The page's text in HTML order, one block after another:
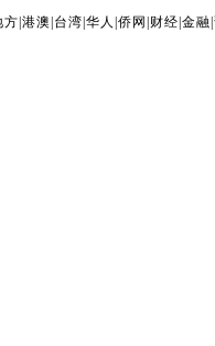
方 港澳 台湾 华人 侨网 财经 金融